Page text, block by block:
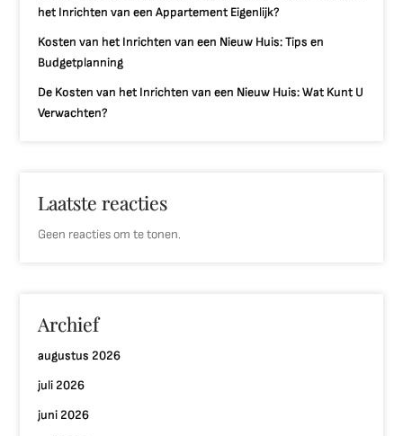
het Inrichten van een Appartement Eigenlijk?
Kosten van het Inrichten van een Nieuw Huis: Tips en
Budgetplanning
De Kosten van het Inrichten van een Nieuw Huis: Wat Kunt U
Verwachten?
Laatste reacties
Geen reacties om te tonen.
Archief
augustus 2026
juli 2026
juni 2026